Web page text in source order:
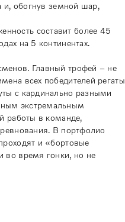
и, обогнув земной шар,
составит более 45
на 5 континентах.
Главный трофей – не
всех победителей регаты
с кардинально разными
экстремальным
работы в команде,
В портфолио
и «бортовые
во время гонки, но не